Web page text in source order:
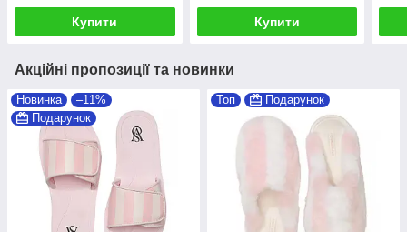
Купити Купити
Акційні пропозиції та новинки
Новинка
–11%
Подарунок
Топ Подарунок